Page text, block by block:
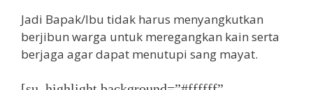
Jadi Bapak/Ibu tidak harus menyangkutkan
berjibun warga untuk meregangkan kain serta
berjaga agar dapat menutupi sang mayat.